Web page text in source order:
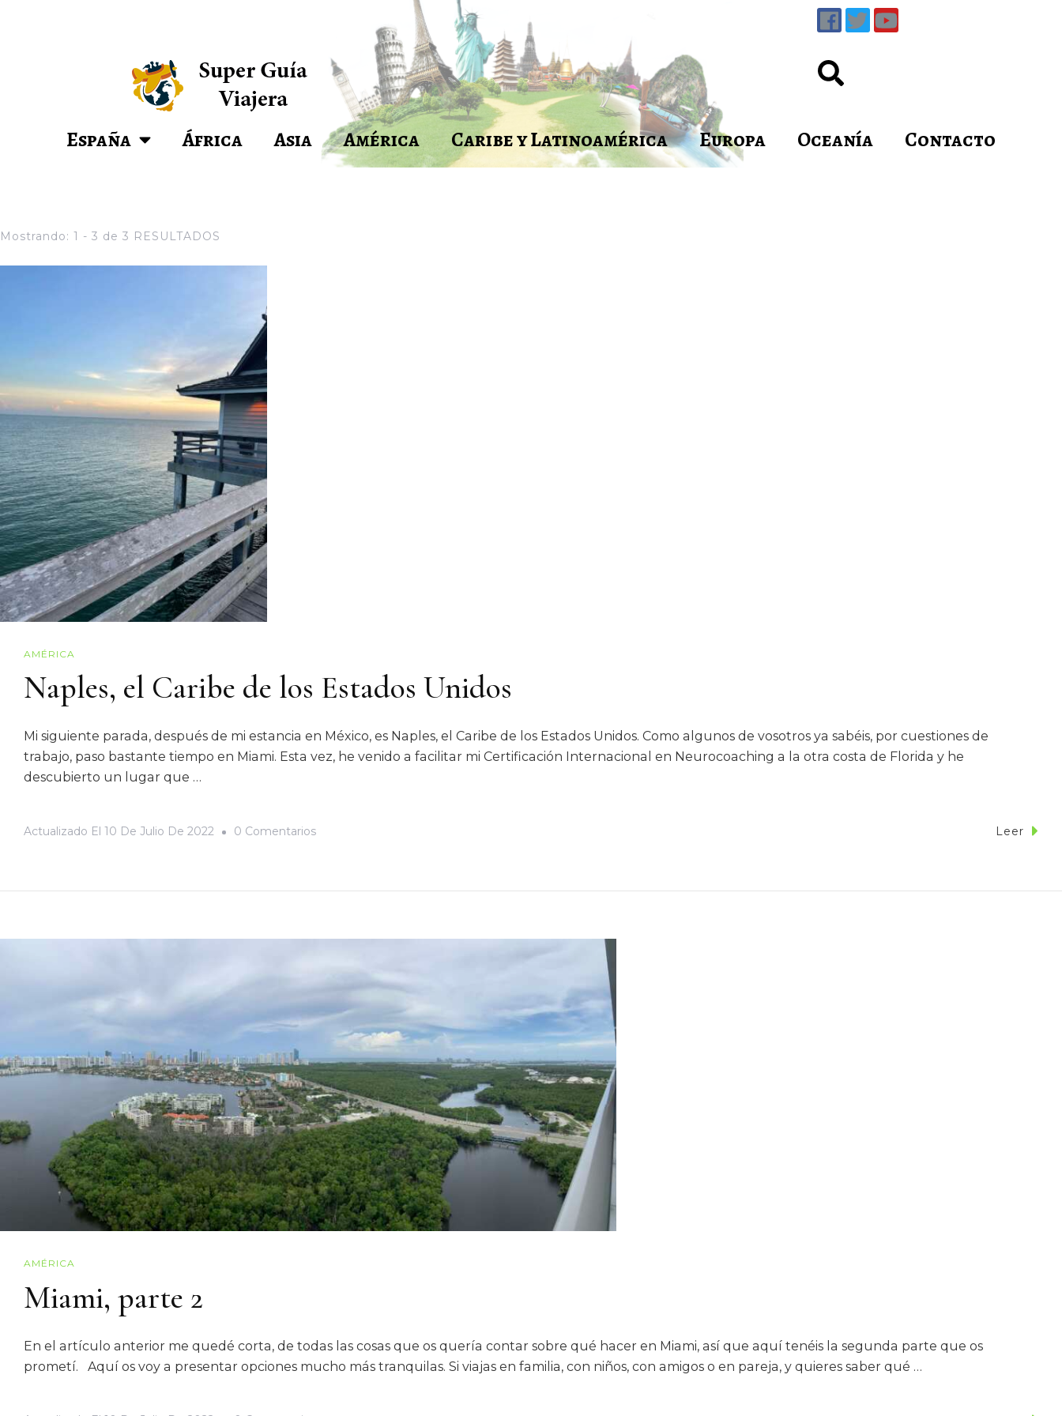
España África Asia América Caribe y Latinoamérica Europa Oceanía Contacto
Mostrando: 1 - 3 de 3 RESULTADOS
AMÉRICA
Naples, el Caribe de los Estados Unidos
Mi siguiente parada, después de mi estancia en México, es Naples, el Caribe de los Estados Unidos. Como algunos de vosotros ya sabéis, por cuestiones de
trabajo, paso bastante tiempo en Miami. Esta vez, he venido a facilitar mi Certificación Internacional en Neurocoaching a la otra costa de Florida y he
descubierto un lugar que …
Actualizado El 10 De Julio De 2022 0 Comentarios Leer
AMÉRICA
Miami, parte 2
En el artículo anterior me quedé corta, de todas las cosas que os quería contar sobre qué hacer en Miami, así que aquí tenéis la segunda parte que os
prometí. Aquí os voy a presentar opciones mucho más tranquilas. Si viajas en familia, con niños, con amigos o en pareja, y quieres saber qué …